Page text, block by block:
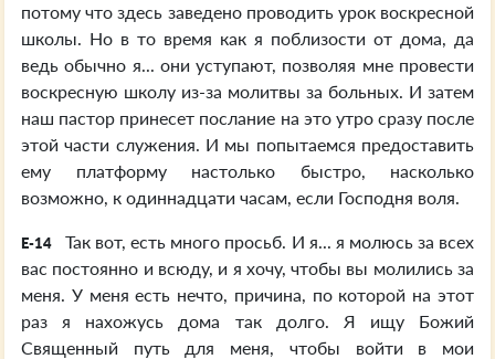
потому что здесь заведено проводить урок воскресной
школы. Но в то время как я поблизости от дома, да
ведь обычно я... они уступают, позволяя мне провести
воскресную школу из-за молитвы за больных. И затем
наш пастор принесет послание на это утро сразу после
этой части служения. И мы попытаемся предоставить
ему платформу настолько быстро, насколько
возможно, к одиннадцати часам, если Господня воля.
E-14
Так вот, есть много просьб. И я... я молюсь за всех
вас постоянно и всюду, и я хочу, чтобы вы молились за
меня. У меня есть нечто, причина, по которой на этот
раз я нахожусь дома так долго. Я ищу Божий
Священный путь для меня, чтобы войти в мои